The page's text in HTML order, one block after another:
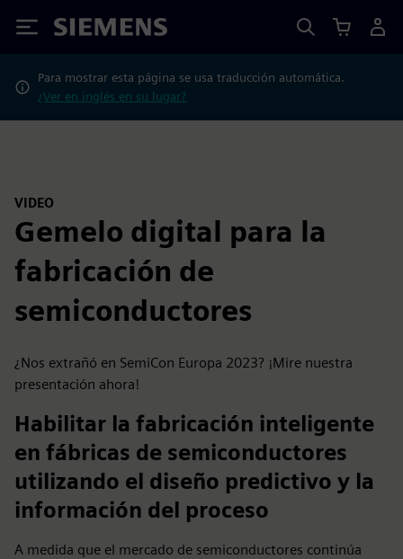
Siemens
Para mostrar esta página se usa traducción automática.
¿Ver en inglés en su lugar?
VIDEO
Gemelo digital para la
fabricación de
semiconductores
¿Nos extrañó en SemiCon Europa 2023? ¡Mire nuestra
presentación ahora!
Habilitar la fabricación inteligente
en fábricas de semiconductores
utilizando el diseño predictivo y la
información del proceso
A medida que el mercado de semiconductores continúa